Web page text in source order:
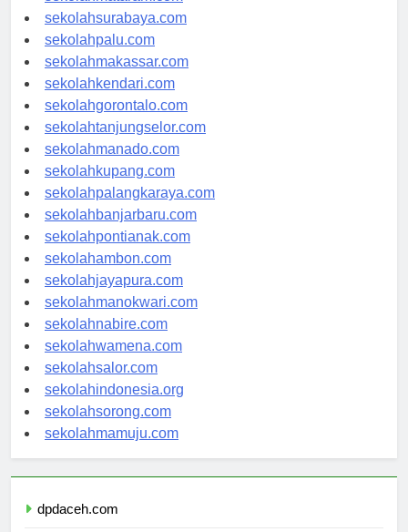
sekolahmataram.com
sekolahsurabaya.com
sekolahpalu.com
sekolahmakassar.com
sekolahkendari.com
sekolahgorontalo.com
sekolahtanjungselor.com
sekolahmanado.com
sekolahkupang.com
sekolahpalangkaraya.com
sekolahbanjarbaru.com
sekolahpontianak.com
sekolahambon.com
sekolahjayapura.com
sekolahmanokwari.com
sekolahnabire.com
sekolahwamena.com
sekolahsalor.com
sekolahindonesia.org
sekolahsorong.com